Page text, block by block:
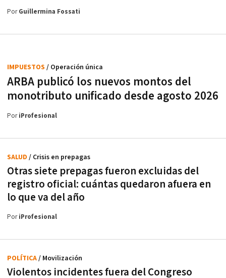
PorGuillermina Fossati
ARBA publicó los nuevos montos del
monotributo unificado desde agosto 2026
IMPUESTOS / Operación única
PoriProfesional
Otras siete prepagas fueron excluidas del
registro oficial: cuántas quedaron afuera en
lo que va del año
SALUD / Crisis en prepagas
PoriProfesional
Violentos incidentes fuera del Congreso
POLÍTICA/ Movilización